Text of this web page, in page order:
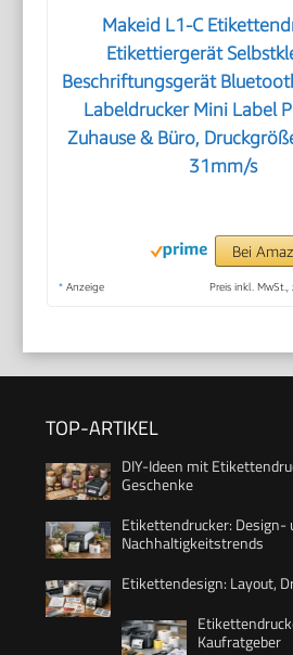
Makeid L1-C
Etikettiergerät
Beschriftungsgerät
Labeldrucker Mini Label
Zuhause & Büro,
31mm/s
Bei
* Anzeige Preis inkl.
TOP-ARTIKEL
DIY-Ideen mit
Geschenke
Etikettendrucker: Design-
Nachhaltigkeitstrends
Etikettendesign: Layout,
Kaufratgeber